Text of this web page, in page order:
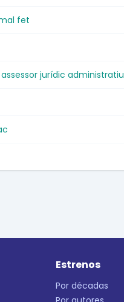
fet
jurídic administratiu
Estrenos
Por décadas